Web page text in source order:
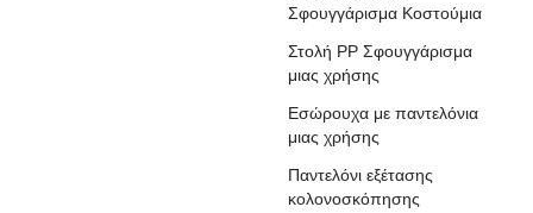
Σφουγγάρισμα Κοστούμια
Στολή PP Σφουγγάρισμα
μιας χρήσης
Εσώρουχα με παντελόνια
μιας χρήσης
Παντελόνι εξέτασης
κολονοσκόπησης